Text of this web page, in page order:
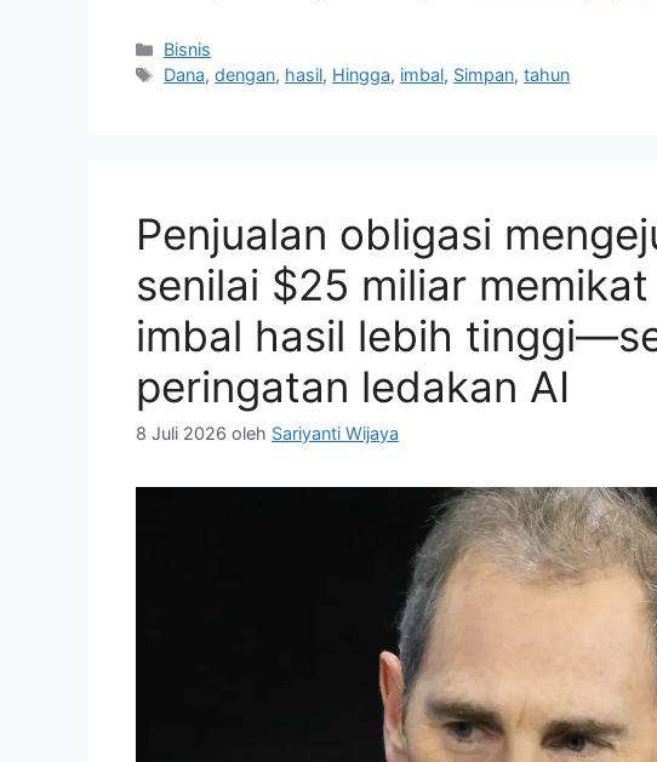
Kategori
Bisnis
Tag
Dana,dengan, hasil, Hingga, imbal, Simpan,tahun
Penjualan obligasi
senilai $25 miliar
imbal hasil lebih
peringatan ledakan AI
8 Juli 2026 oleh Sariyanti Wijaya